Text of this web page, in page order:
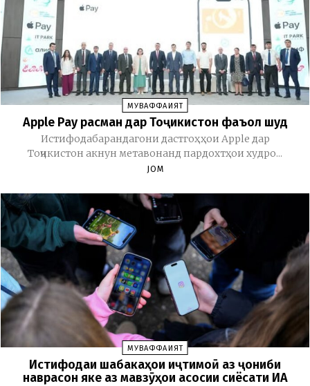
МУВАФФАҚИЯТ
Apple Pay расман дар Тоҷикистон фаъол шуд
Истифодабарандагони дастгоҳҳои Apple дар
Тоҷикистон акнун метавонанд пардохтҳои худро...
JOM
МУВАФФАҚИЯТ
Истифодаи шабакаҳои иҷтимоӣ аз ҷониби
наврасон яке аз мавзӯҳои асосии сиёсати ИА